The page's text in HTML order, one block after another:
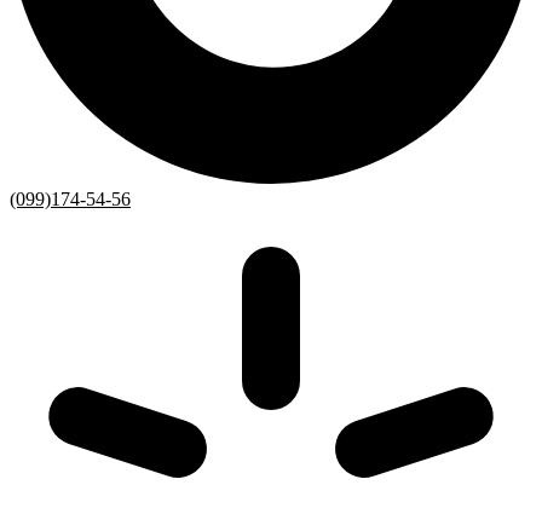
(099)174-54-56